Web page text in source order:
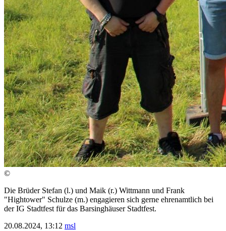
©
Die Brüder Stefan (l.) und Maik (r.) Wittmann und Frank
"Hightower" Schulze (m.) engagieren sich gerne ehrenamtlich bei
der IG Stadtfest für das Barsinghäuser Stadtfest.
20.08.2024, 13:12 msl